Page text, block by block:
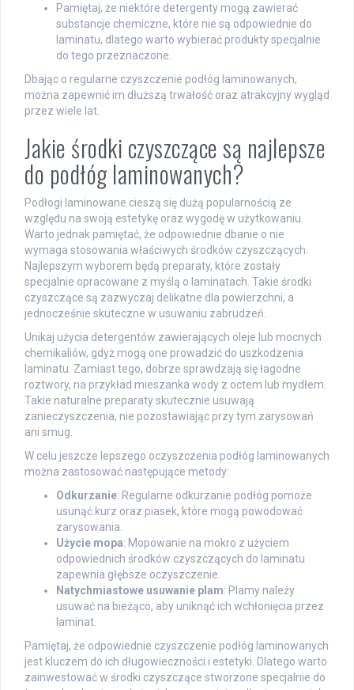
Pamiętaj, że niektóre detergenty mogą zawierać
substancje chemiczne, które nie są odpowiednie do
laminatu, dlatego warto wybierać produkty specjalnie
do tego przeznaczone.
Dbając o regularne czyszczenie podłóg laminowanych,
można zapewnić im dłuższą trwałość oraz atrakcyjny wygląd
przez wiele lat.
Jakie środki czyszczące są najlepsze
do podłóg laminowanych?
Podłogi laminowane cieszą się dużą popularnością ze
względu na swoją estetykę oraz wygodę w użytkowaniu.
Warto jednak pamiętać, że odpowiednie dbanie o nie
wymaga stosowania właściwych środków czyszczących.
Najlepszym wyborem będą preparaty, które zostały
specjalnie opracowane z myślą o laminatach. Takie środki
czyszczące są zazwyczaj delikatne dla powierzchni, a
jednocześnie skuteczne w usuwaniu zabrudzeń.
Unikaj użycia detergentów zawierających oleje lub mocnych
chemikaliów, gdyż mogą one prowadzić do uszkodzenia
laminatu. Zamiast tego, dobrze sprawdzają się łagodne
roztwory, na przykład mieszanka wody z octem lub mydłem.
Takie naturalne preparaty skutecznie usuwają
zanieczyszczenia, nie pozostawiając przy tym zarysowań
ani smug.
W celu jeszcze lepszego oczyszczenia podłóg laminowanych
można zastosować następujące metody:
Odkurzanie: Regularne odkurzanie podłóg pomoże
usunąć kurz oraz piasek, które mogą powodować
zarysowania.
Użycie mopa: Mopowanie na mokro z użyciem
odpowiednich środków czyszczących do laminatu
zapewnia głębsze oczyszczenie.
Natychmiastowe usuwanie plam: Plamy należy
usuwać na bieżąco, aby uniknąć ich wchłonięcia przez
laminat.
Pamiętaj, że odpowiednie czyszczenie podłóg laminowanych
jest kluczem do ich długowieczności i estetyki. Dlatego warto
zainwestować w środki czyszczące stworzone specjalnie do